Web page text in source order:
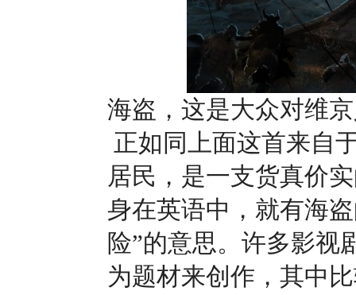
海盗，这是大众对维
正如同上面这首来自
居民，是一支货真价
身在英语中，就有海
险”的意思。许多影视
为题材来创作，其中